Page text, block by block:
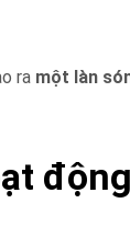
ra một làn